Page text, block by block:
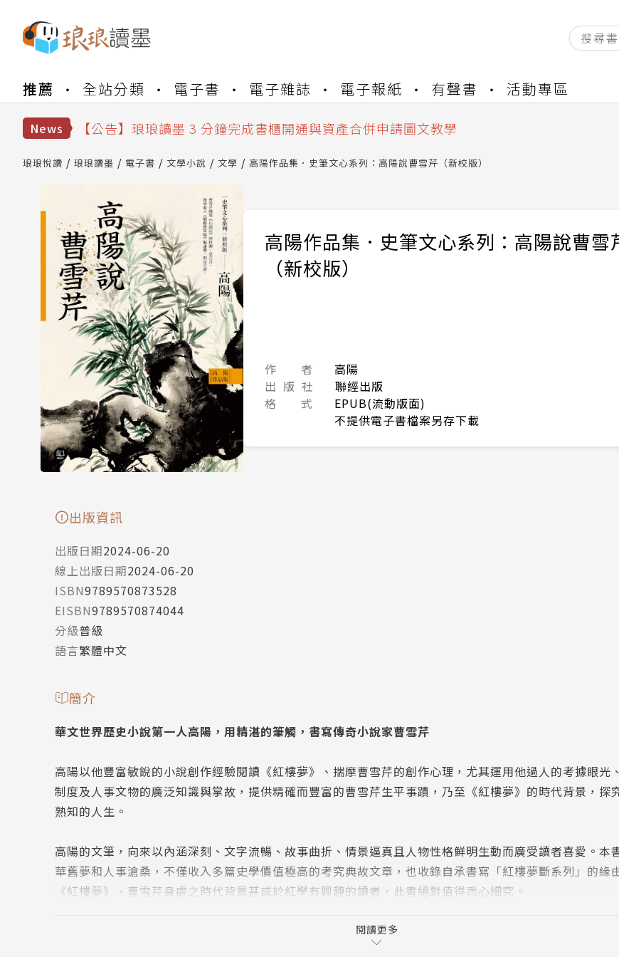
推薦 全站分類 電子書 電子雜誌 電子報紙 有聲書 活動專區
News
【公告】琅琅讀墨數位閱讀資產合併與書櫃開通申請
【公告】琅琅讀墨 3 分鐘完成書櫃開通與資產合併申請圖文教學
【公告】琅琅讀墨數位閱讀資產合併與書櫃開通申請
琅琅悅讀 琅琅讀墨 電子書 文學小說 文學 高陽作品集．史筆文心系列：高陽說曹雪芹（新校版）
高陽作品集．史筆文心系列：高陽說曹雪
（新校版）
作 者
高陽
出 版 社
聯經出版
格 式
EPUB(流動版面)
不提供電子書檔案另存下載
出版資訊
出版日期2024-06-20
線上出版日期2024-06-20
ISBN9789570873528
EISBN9789570874044
分級普級
語言繁體中文
簡介
華文世界歷史小說第一人高陽，用精湛的筆觸，書寫傳奇小說家曹雪芹
高陽以他豐富敏銳的小說創作經驗閱讀《紅樓夢》、揣摩曹雪芹的創作心理，尤其運用他過人的考據眼光
制度及人事文物的廣泛知識與掌故，提供精確而豐富的曹雪芹生平事蹟，乃至《紅樓夢》的時代背景，探
熟知的人生。
高陽的文筆，向來以內涵深刻、文字流暢、故事曲折、情景逼真且人物性格鮮明生動而廣受讀者喜愛。本
華舊夢和人事滄桑，不僅收入多篇史學價值極高的考究典故文章，也收錄自承書寫「紅樓夢斷系列」的緣
《紅樓夢》、曹雪芹身處之時代背景甚或於紅學有興趣的讀者，此書絕對值得悉心細究。
高陽寢饋文史、浸淫至深，更有千萬字以上的小說創作經驗，有其獨到處。
讀高陽作品，層層婉轉、淋漓盡致、擘肌析理、勝義紛呈，令人目不暇給。
閱讀更多